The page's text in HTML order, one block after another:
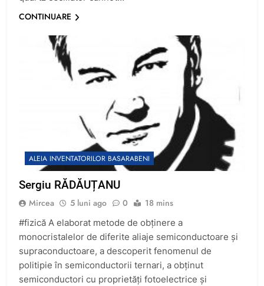
CONTINUARE
ALEIA INVENTATORILOR BASARABENI
Sergiu RĂDĂUȚANU
Mircea 5 luni ago 0 18 mins
#fizică A elaborat metode de obţinere a
monocristalelor de diferite aliaje semiconductoare şi
supraconductoare, a descoperit fenomenul de
politipie în semiconductorii ternari, a obţinut
semiconductori cu proprietăţi fotoelectrice şi